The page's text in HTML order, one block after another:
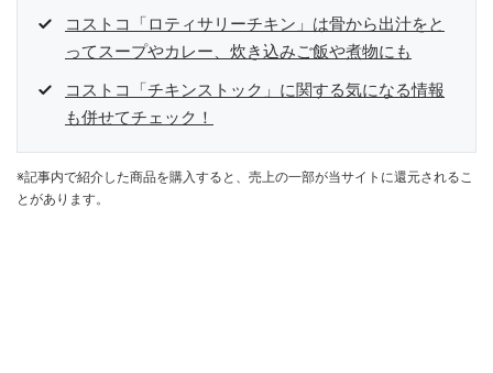
コストコ「ロティサリーチキン」は骨から出汁をと
ってスープやカレー、炊き込みご飯や煮物にも
コストコ「チキンストック」に関する気になる情報
も併せてチェック！
※記事内で紹介した商品を購入すると、売上の一部が当サイトに還元されるこ
とがあります。